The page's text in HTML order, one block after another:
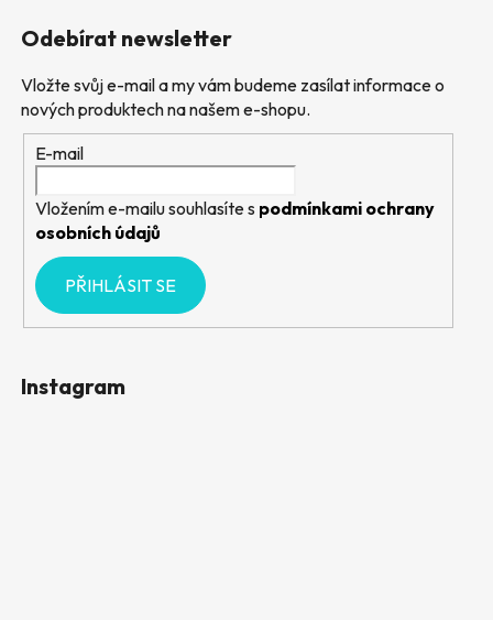
Odebírat newsletter
Vložte svůj e-mail a my vám budeme zasílat informace o
nových produktech na našem e-shopu.
E-mail
Vložením e-mailu souhlasíte s podmínkami ochrany
osobních údajů
PŘIHLÁSIT SE
Instagram